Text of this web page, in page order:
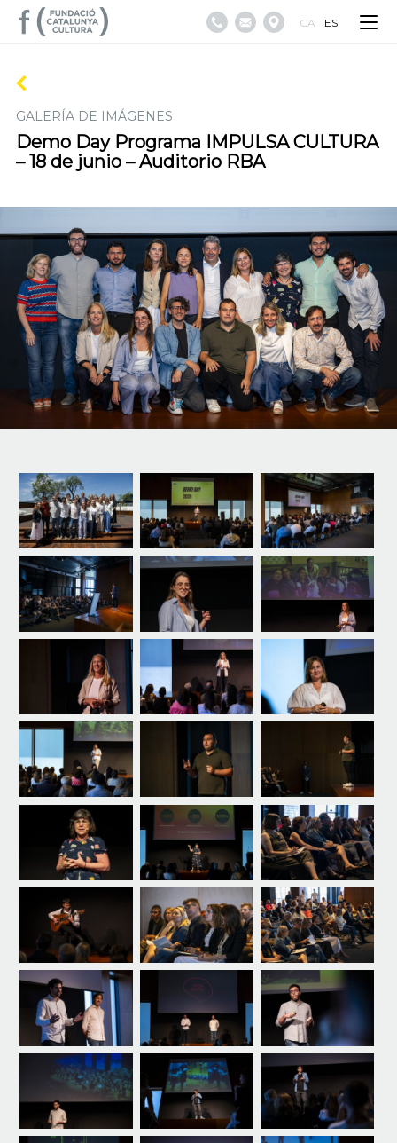
CA ES
GALERÍA DE IMÁGENES
Demo Day Programa IMPULSA CULTURA
– 18 de junio – Auditorio RBA